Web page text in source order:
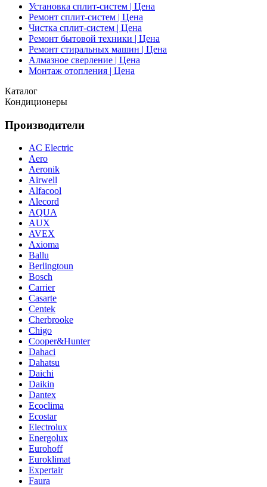
Установка сплит-систем | Цена
Ремонт сплит-систем | Цена
Чистка сплит-систем | Цена
Ремонт бытовой техники | Цена
Ремонт стиральных машин | Цена
Алмазное сверление | Цена
Монтаж отопления | Цена
Каталог
Кондиционеры
Производители
AC Electric
Aero
Aeronik
Airwell
Alfacool
Alecord
AQUA
AUX
AVEX
Axioma
Ballu
Berlingtoun
Bosch
Carrier
Casarte
Centek
Cherbrooke
Chigo
Cooper&Hunter
Dahaci
Dahatsu
Daichi
Daikin
Dantex
Ecoclima
Ecostar
Electrolux
Energolux
Eurohoff
Euroklimat
Expertair
Faura